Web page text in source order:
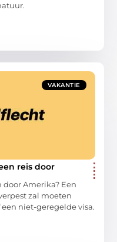
VAKANTIE
reis door
door Amerika? Een
zal moeten
niet-geregelde visa.